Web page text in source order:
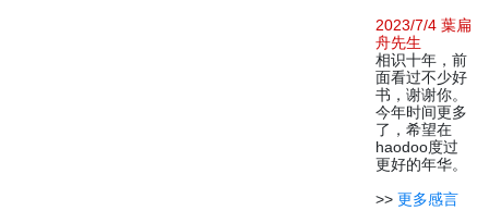
2023/7/4 葉扁
舟先生
相识十年，前
面看过不少好
书，谢谢你。
今年时间更多
了，希望在
haodoo度过
更好的年华。
>> 更多感言